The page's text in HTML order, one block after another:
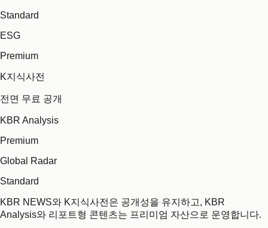
Standard
ESG
Premium
K지식사전
전면 무료 공개
KBR Analysis
Premium
Global Radar
Standard
KBR NEWS와 K지식사전은 공개성을 유지하고, KBR
Analysis와 리포트형 콘텐츠는 프리미엄 자산으로 운영합니다.